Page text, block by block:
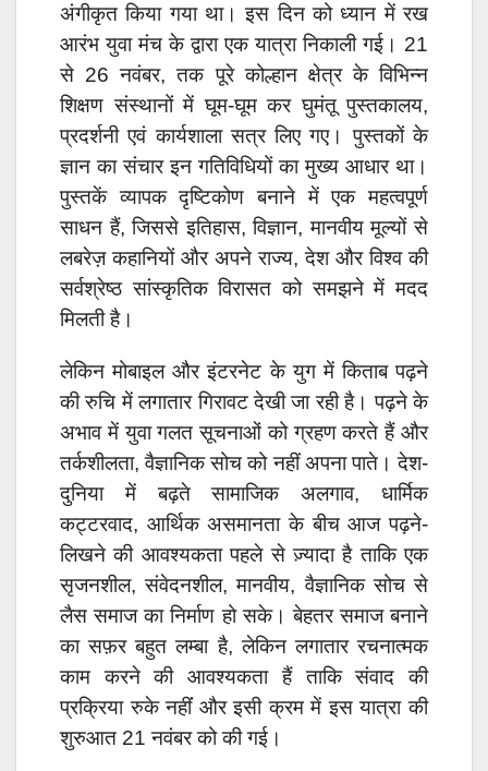
अंगीकृत किया गया था। इस दिन को ध्यान में रख
आरंभ युवा मंच के द्वारा एक यात्रा निकाली गई। 21
से 26 नवंबर, तक पूरे कोल्हान क्षेत्र के विभिन्न
शिक्षण संस्थानों में घूम-घूम कर घुमंतू पुस्तकालय,
प्रदर्शनी एवं कार्यशाला सत्र लिए गए। पुस्तकों के
ज्ञान का संचार इन गतिविधियों का मुख्य आधार था।
पुस्तकें व्यापक दृष्टिकोण बनाने में एक महत्वपूर्ण
साधन हैं, जिससे इतिहास, विज्ञान, मानवीय मूल्यों से
लबरेज़ कहानियों और अपने राज्य, देश और विश्व की
सर्वश्रेष्ठ सांस्कृतिक विरासत को समझने में मदद
मिलती है।
लेकिन मोबाइल और इंटरनेट के युग में किताब पढ़ने
की रुचि में लगातार गिरावट देखी जा रही है। पढ़ने के
अभाव में युवा गलत सूचनाओं को ग्रहण करते हैं और
तर्कशीलता, वैज्ञानिक सोच को नहीं अपना पाते। देश-
दुनिया में बढ़ते सामाजिक अलगाव, धार्मिक
कट्टरवाद, आर्थिक असमानता के बीच आज पढ़ने-
लिखने की आवश्यकता पहले से ज़्यादा है ताकि एक
सृजनशील, संवेदनशील, मानवीय, वैज्ञानिक सोच से
लैस समाज का निर्माण हो सके। बेहतर समाज बनाने
का सफ़र बहुत लम्बा है, लेकिन लगातार रचनात्मक
काम करने की आवश्यकता हैं ताकि संवाद की
प्रक्रिया रुके नहींं और इसी क्रम में इस यात्रा की
शुरुआत 21 नवंबर को की गई।